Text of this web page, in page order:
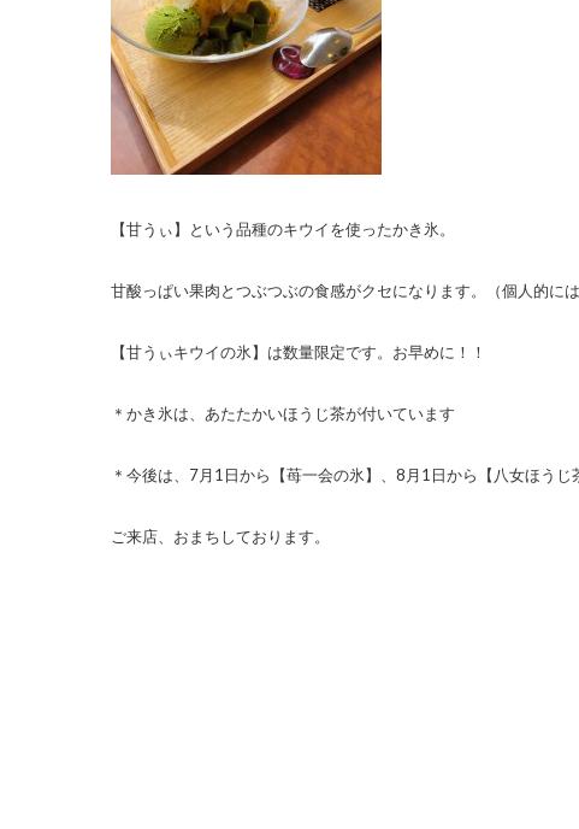
【甘うぃ】という品種のキウイを使ったかき氷。
甘酸っぱい果肉とつぶつぶの食感がクセになります。（個人的には
【甘うぃキウイの氷】は数量限定です。お早めに！！
＊かき氷は、あたたかいほうじ茶が付いています
＊今後は、7月1日から【苺一会の氷】、8月1日から【八女ほうじ
ご来店、おまちしております。